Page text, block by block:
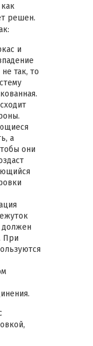
решен.
и
так, то
а
они
При